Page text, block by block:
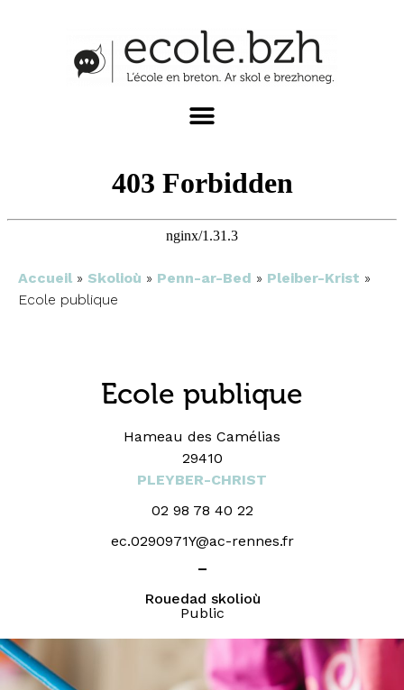
Accueil » Skolioù » Penn-ar-Bed » Pleiber-Krist »
Ecole publique
Ecole publique
Hameau des Camélias
29410
PLEYBER-CHRIST
02 98 78 40 22
ec.0290971Y@ac-rennes.fr
Rouedad skolioù
Public